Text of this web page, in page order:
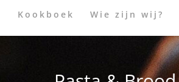
Kookboek Wie zijn wij?